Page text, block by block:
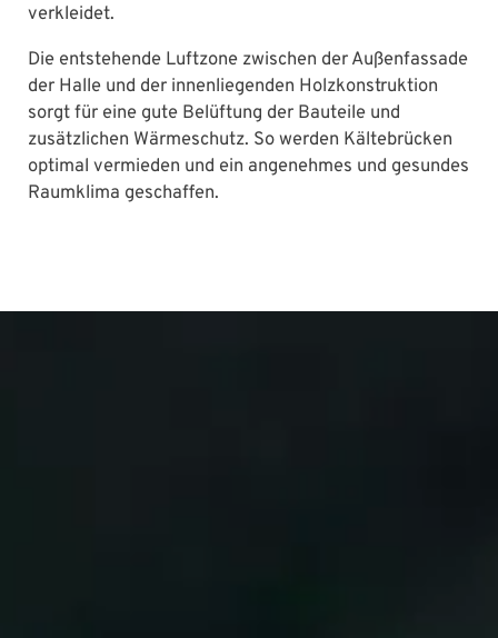
verkleidet.
Die entstehende Luftzone zwischen der Außenfassade
der Halle und der innenliegenden Holzkonstruktion
sorgt für eine gute Belüftung der Bauteile und
zusätzlichen Wärmeschutz. So werden Kältebrücken
optimal vermieden und ein angenehmes und gesundes
Raumklima geschaffen.